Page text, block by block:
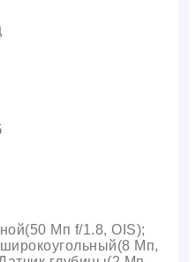
Мп f/1.8, OIS);
Мп,